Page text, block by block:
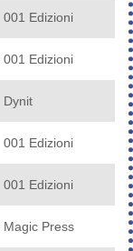
001 Edizioni
001 Edizioni
Dynit
001 Edizioni
001 Edizioni
Magic Press